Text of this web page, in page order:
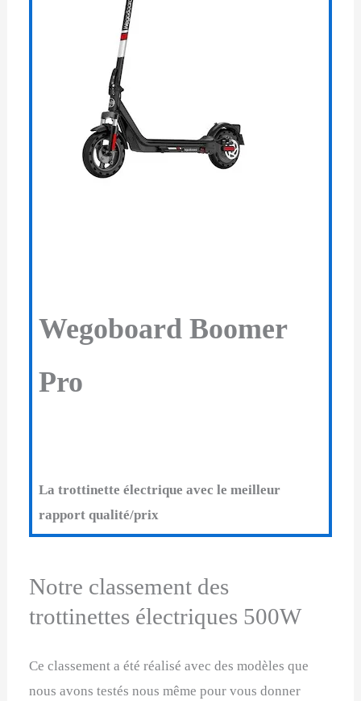
Wegoboard Boomer
Pro
La trottinette électrique avec le meilleur
rapport qualité/prix
Notre classement des
trottinettes électriques 500W
Ce classement a été réalisé avec des modèles que
nous avons testés nous même pour vous donner